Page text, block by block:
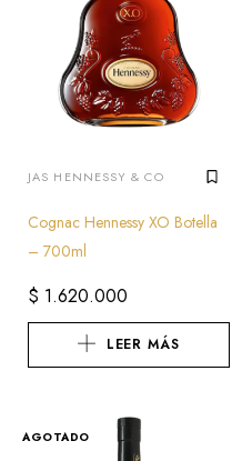
JAS HENNESSY & CO
Cognac Hennessy XO Botella
– 700ml
$ 1.620.000
LEER MÁS
AGOTADO